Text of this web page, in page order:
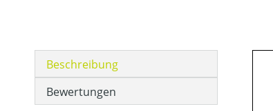
Beschreibung
Bewertungen